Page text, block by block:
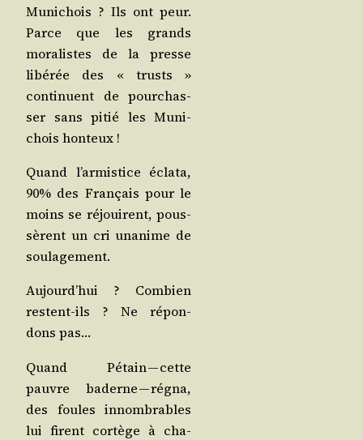
Muni­chois ? Ils ont peur.
Parce que les grands
mora­listes de la presse
libé­rée des « trusts »
conti­nuent de pour­chas­
ser sans pitié les Muni­
chois honteux !
Quand l’ar­mis­tice écla­ta,
90% des Fran­çais pour le
moins se réjouirent, pous­
sèrent un cri una­nime de
soulagement.
Aujourd’­hui ? Com­bien
res­tent-ils ? Ne répon­
dons pas…
Quand Pétain — cette
pauvre baderne — régna,
des foules innom­brables
lui firent cor­tège à cha­